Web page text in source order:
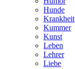
Hunde
Krankheit
Kummer
Kunst
Leben
Lehrer
Liebe